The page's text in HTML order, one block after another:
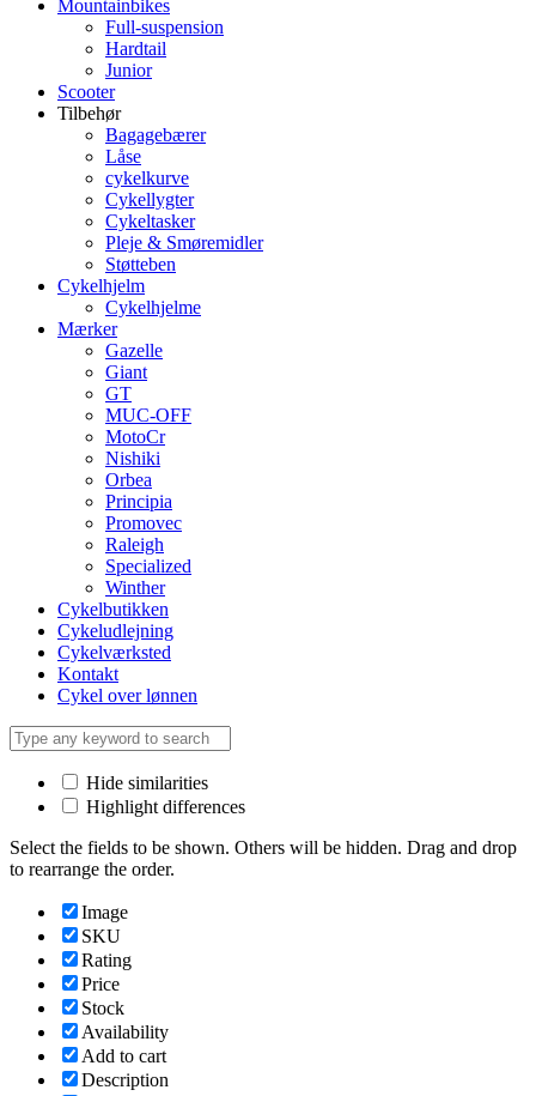
Mountainbikes
Full-suspension
Hardtail
Junior
Scooter
Tilbehør
Bagagebærer
Låse
cykelkurve
Cykellygter
Cykeltasker
Pleje & Smøremidler
Støtteben
Cykelhjelm
Cykelhjelme
Mærker
Gazelle
Giant
GT
MUC-OFF
MotoCr
Nishiki
Orbea
Principia
Promovec
Raleigh
Specialized
Winther
Cykelbutikken
Cykeludlejning
Cykelværksted
Kontakt
Cykel over lønnen
Hide similarities
Highlight differences
Select the fields to be shown. Others will be hidden. Drag and drop
to rearrange the order.
Image
SKU
Rating
Price
Stock
Availability
Add to cart
Description